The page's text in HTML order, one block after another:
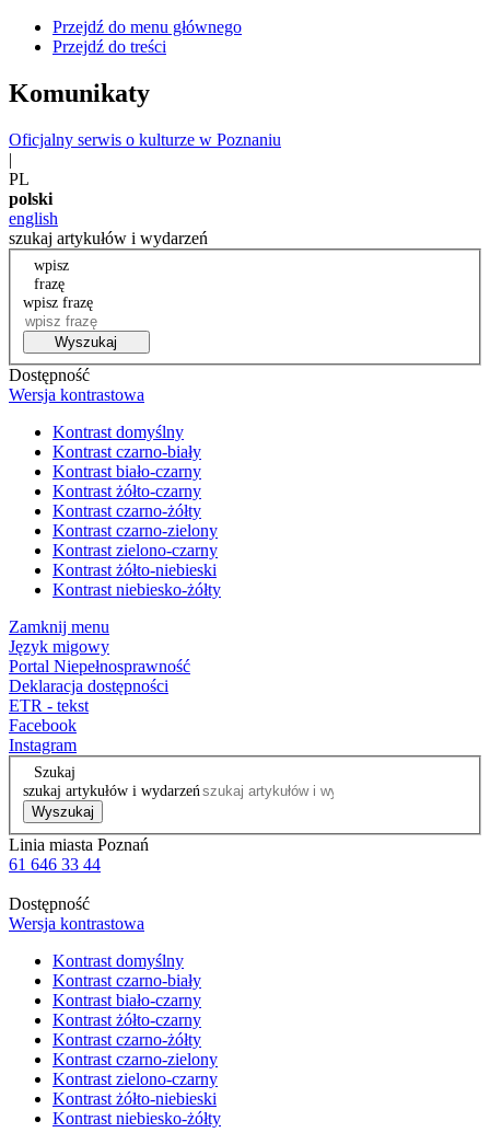
Przejdź do menu głównego
Przejdź do treści
Komunikaty
Oficjalny serwis o kulturze w Poznaniu
|
PL
polski
english
szukaj artykułów i wydarzeń
wpisz
frazę
wpisz frazę
Wyszukaj
Dostępność
Wersja kontrastowa
Kontrast domyślny
Kontrast czarno-biały
Kontrast biało-czarny
Kontrast żółto-czarny
Kontrast czarno-żółty
Kontrast czarno-zielony
Kontrast zielono-czarny
Kontrast żółto-niebieski
Kontrast niebiesko-żółty
Zamknij menu
Język migowy
Portal Niepełnosprawność
Deklaracja dostępności
ETR - tekst
Facebook
Instagram
Szukaj
szukaj artykułów i wydarzeń
Wyszukaj
Linia miasta Poznań
61 646 33 44
Dostępność
Wersja kontrastowa
Kontrast domyślny
Kontrast czarno-biały
Kontrast biało-czarny
Kontrast żółto-czarny
Kontrast czarno-żółty
Kontrast czarno-zielony
Kontrast zielono-czarny
Kontrast żółto-niebieski
Kontrast niebiesko-żółty